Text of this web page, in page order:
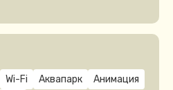
Wi-Fi Аквапарк
Анимация